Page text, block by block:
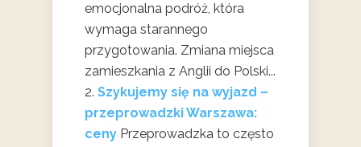
emocjonalna podróż, która
wymaga starannego
przygotowania. Zmiana miejsca
zamieszkania z Anglii do Polski...
Szykujemy się na wyjazd –
przeprowadzki Warszawa:
ceny Przeprowadzka to często